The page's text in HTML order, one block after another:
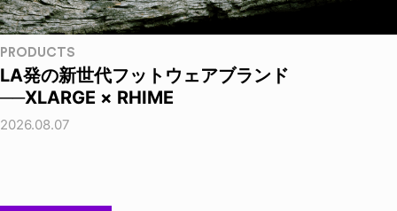
PRODUCTS
LA発の新世代フットウェアブランド
──XLARGE × RHIME
2026.08.07